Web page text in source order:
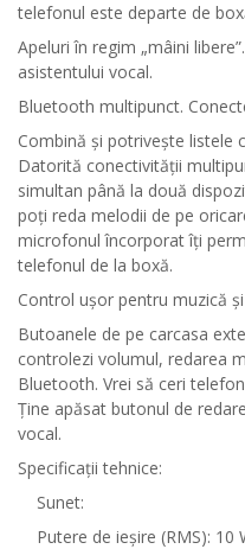
telefonul este departe de
Apeluri în regim „mâini
asistentului vocal.
Bluetooth multipunct.
Combină şi potriveşte listele
Datorită conectivităţii
simultan până la două
poţi reda melodii de pe
microfonul încorporat îţi
telefonul de la boxă.
Control uşor pentru muzică
Butoanele de pe carcasa
controlezi volumul, redarea
Bluetooth. Vrei să ceri
Ţine apăsat butonul de
vocal.
Specificaţii tehnice:
Sunet:
Putere de ieşire (RMS): 10